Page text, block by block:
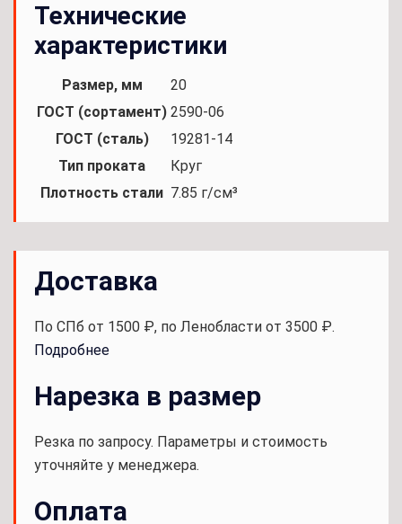
Технические
характеристики
Размер, мм
20
ГОСТ (сортамент) 2590-06
ГОСТ (сталь)
19281-14
Тип проката
Круг
Плотность стали 7.85 г/см³
Доставка
По СПб от 1500 ₽, по Ленобласти от 3500 ₽.
Подробнее
Нарезка в размер
Резка по запросу. Параметры и стоимость
уточняйте у менеджера.
Оплата